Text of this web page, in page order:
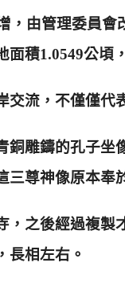
，由管理委員
面積1.0549公頃
交流，不僅僅代
銅雕鑄的孔子坐
三尊神像原本奉
，之後經過複製
長相左右。